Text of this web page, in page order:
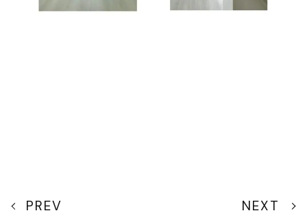
PREV NEXT